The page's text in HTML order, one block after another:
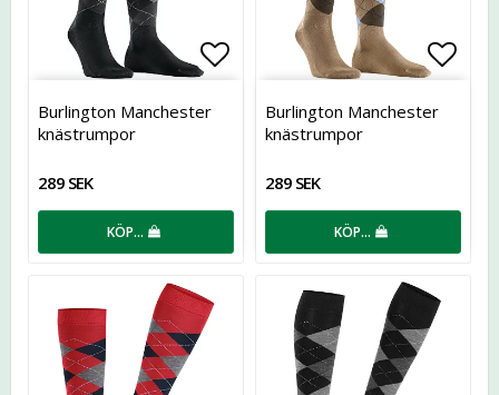
Lägg till i favoritlistan
Burlington Manchester
knästrumpor
289 SEK
KÖP…
Burlington Manchester
knästrumpor
289 SEK
KÖP…